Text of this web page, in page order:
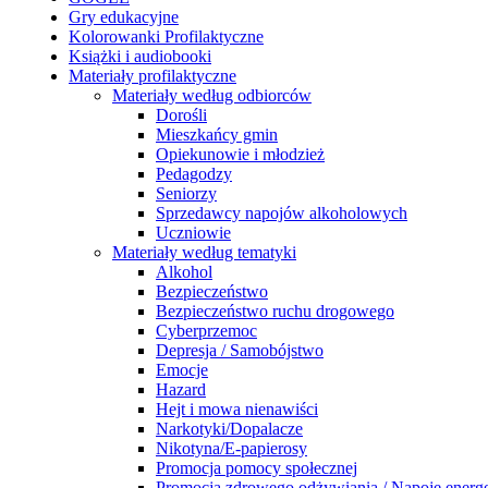
Gry edukacyjne
Kolorowanki Profilaktyczne
Książki i audiobooki
Materiały profilaktyczne
Materiały według odbiorców
Dorośli
Mieszkańcy gmin
Opiekunowie i młodzież
Pedagodzy
Seniorzy
Sprzedawcy napojów alkoholowych
Uczniowie
Materiały według tematyki
Alkohol
Bezpieczeństwo
Bezpieczeństwo ruchu drogowego
Cyberprzemoc
Depresja / Samobójstwo
Emocje
Hazard
Hejt i mowa nienawiści
Narkotyki/Dopalacze
Nikotyna/E-papierosy
Promocja pomocy społecznej